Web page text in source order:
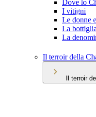
Dove lo
I vitigni
Le donne
La
La
Il terroir della
Il terroir